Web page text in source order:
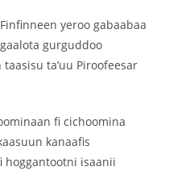
yeroo gabaabaa
gurguddoo
ta’uu Piroofeesar
fi cichoomina
kanaafis
hoggantootni isaanii